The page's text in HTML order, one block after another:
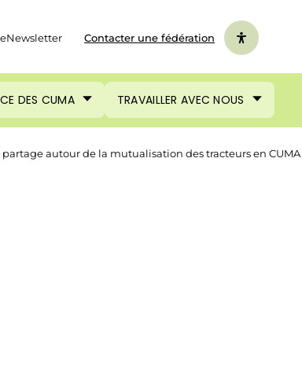
Newsletter Contacter une fédération
DES CUMA TRAVAILLER AVEC NOUS
autour de la mutualisation des tracteurs en CUMA